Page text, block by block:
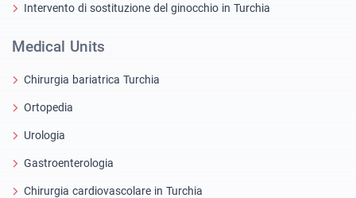
Intervento di sostituzione del ginocchio in Turchia
Medical Units
Chirurgia bariatrica Turchia
Ortopedia
Urologia
Gastroenterologia
Chirurgia cardiovascolare in Turchia